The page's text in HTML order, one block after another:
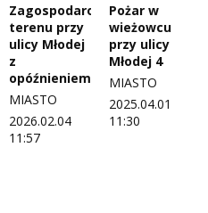
Zagospodarowanie
terenu przy
ulicy Młodej
z
opóźnieniem
MIASTO
2026.02.04
11:57
Pożar w
wieżowcu
przy ulicy
Młodej 4
MIASTO
2025.04.01
11:30